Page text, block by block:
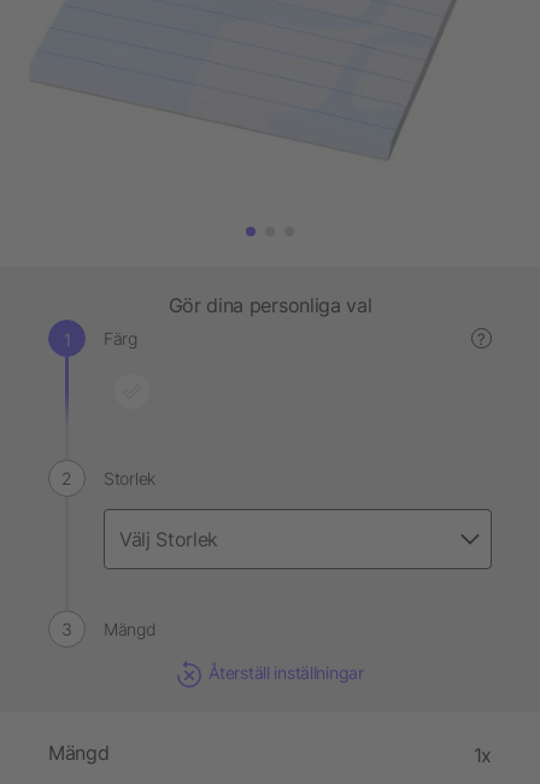
Gör dina personliga val
Färg ?
Storlek
Mängd
Återställ inställningar
Mängd 1x